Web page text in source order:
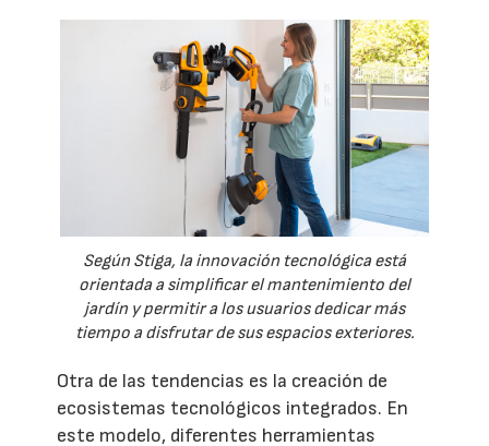
Según Stiga, la innovación tecnológica está
orientada a simplificar el mantenimiento del
jardín y permitir a los usuarios dedicar más
tiempo a disfrutar de sus espacios exteriores.
Otra de las tendencias es la creación de
ecosistemas tecnológicos integrados. En
este modelo, diferentes herramientas